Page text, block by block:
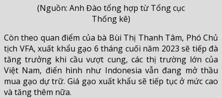
(Nguồn: Anh Đào tổng hợp từ Tổng cục
Thống kê)
Còn theo quan điểm của bà Bùi Thị Thanh Tâm, Phó Chủ
tịch VFA, xuất khẩu gạo 6 tháng cuối năm 2023 sẽ tiếp đà
tăng trưởng khi cầu vượt cung, các thị trường lớn của
Việt Nam, điển hình như Indonesia vẫn đang mở thầu
mua gạo dự trữ. Giá gạo xuất khẩu sẽ tiếp tục ở mức cao
và tăng thêm nữa.